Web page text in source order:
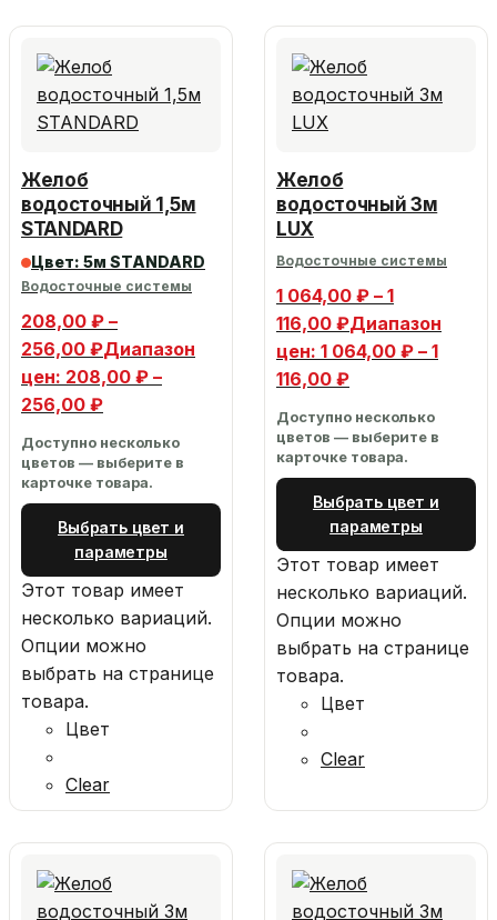
Желоб
водосточный 1,5м
STANDARD
Цвет: 5м STANDARD
Водосточные системы
208,00 ₽ –
256,00 ₽Диапазон
цен: 208,00 ₽ –
256,00 ₽
Доступно несколько
цветов — выберите в
карточке товара.
Выбрать цвет и
параметры
Этот товар имеет
несколько вариаций.
Опции можно
выбрать на странице
товара.
Цвет
Clear
Желоб
водосточный 3м
LUX
Водосточные системы
1 064,00 ₽ – 1
116,00 ₽Диапазон
цен: 1 064,00 ₽ – 1
116,00 ₽
Доступно несколько
цветов — выберите в
карточке товара.
Выбрать цвет и
параметры
Этот товар имеет
несколько вариаций.
Опции можно
выбрать на странице
товара.
Цвет
Clear